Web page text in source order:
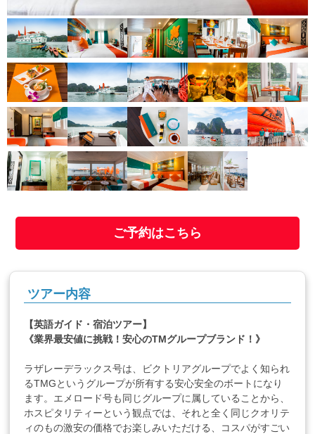
ご予約はこちら
ツアー内容
【英語ガイド・宿泊ツアー】
《業界最安値に挑戦！安心のTMグループブランド！》
ラザレーデラックス号は、ビクトリアグループでよく知られ
るTMGというグループが所有する安心安全のボートになり
ます。エメロード号も同じグループに属していることから、
ホスピタリティーという観点では、それと全く同じクオリテ
ィのもの激安の価格でお楽しみいただける、コスパがすごい